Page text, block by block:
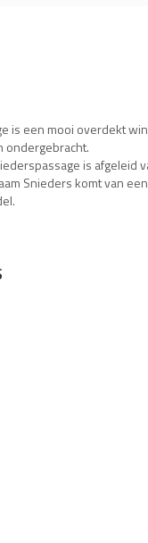
is een mooi overdekt
ondergebracht.
is afgeleid
Snieders komt van